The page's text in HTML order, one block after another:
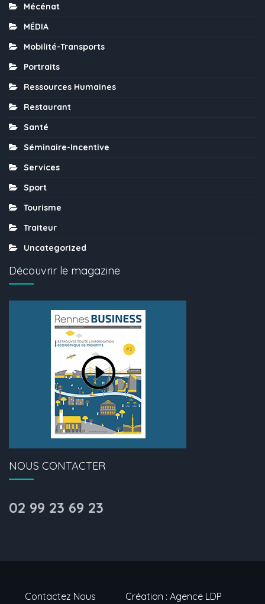
Mécénat
MÉDIA
Mobilité-Transports
Portraits
Ressources Humaines
Restaurant
Santé
Séminaire-Incentive
Services
Sport
Tourisme
Traiteur
Uncategorized
Découvrir le magazine
NOUS CONTACTER
02 99 23 69 23
Contactez Nous Création : Agence LDP